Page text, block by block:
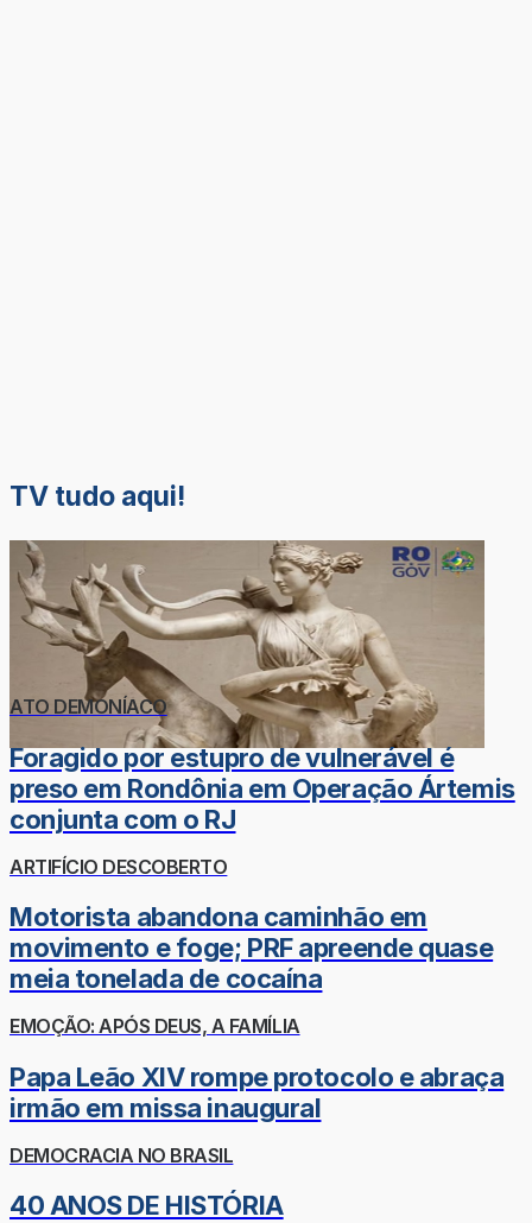
TV tudo aqui!
ATO DEMONÍACO
Foragido por estupro de vulnerável é
preso em Rondônia em Operação Ártemis
conjunta com o RJ
ARTIFÍCIO DESCOBERTO
Motorista abandona caminhão em
movimento e foge; PRF apreende quase
meia tonelada de cocaína
EMOÇÃO: APÓS DEUS, A FAMÍLIA
Papa Leão XIV rompe protocolo e abraça
irmão em missa inaugural
DEMOCRACIA NO BRASIL
40 ANOS DE HISTÓRIA